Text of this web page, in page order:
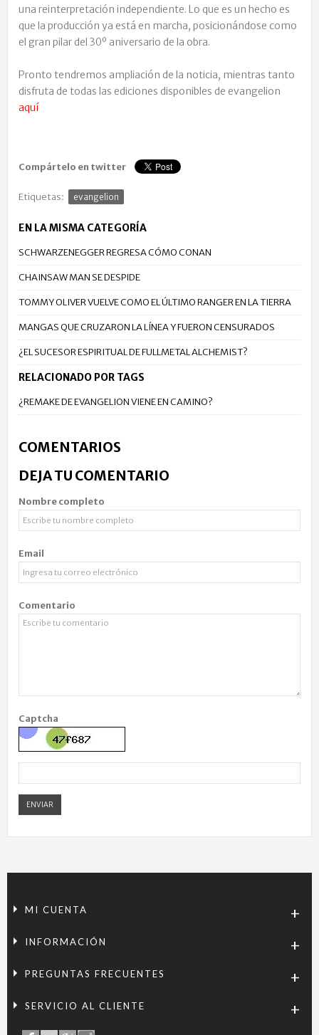
una reinterpretación independiente. Lo que es un hecho es
que la producción ya está en marcha, posicionándose como
el gran pilar del 30º aniversario de la obra.
Pronto tendremos ampliación de la noticia, mientras tanto
disfruta de todas las ediciones disponibles de evangelion
aquí
Compártelo en twitter
Etiquetas: evangelion
EN LA MISMA CATEGORÍA
SCHWARZENEGGER REGRESA CÓMO CONAN
CHAINSAW MAN SE DESPIDE
TOMMY OLIVER VUELVE COMO EL ÚLTIMO RANGER EN LA TIERRA
MANGAS QUE CRUZARON LA LÍNEA Y FUERON CENSURADOS
¿EL SUCESOR ESPIRITUAL DE FULLMETAL ALCHEMIST?
RELACIONADO POR TAGS
¿REMAKE DE EVANGELION VIENE EN CAMINO?
COMENTARIOS
DEJA TU COMENTARIO
Nombre completo
Email
Comentario
Captcha
ENVIAR
MI CUENTA
INFORMACIÓN
PREGUNTAS FRECUENTES
SERVICIO AL CLIENTE